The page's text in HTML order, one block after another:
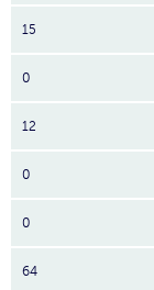
15
0
12
0
0
64